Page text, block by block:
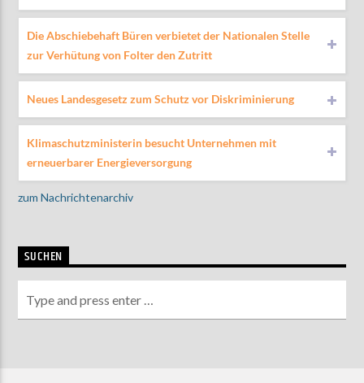
Die Abschiebehaft Büren verbietet der Nationalen Stelle
zur Verhütung von Folter den Zutritt
Neues Landesgesetz zum Schutz vor Diskriminierung
Klimaschutzministerin besucht Unternehmen mit
erneuerbarer Energieversorgung
zum Nachrichtenarchiv
SUCHEN